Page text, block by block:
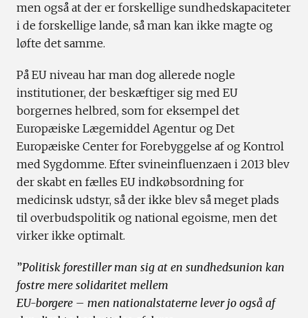
men også at der er forskellige sundhedskapaciteter
i de forskellige lande, så man kan ikke magte og
løfte det samme.
På EU niveau har man dog allerede nogle
institutioner, der beskæftiger sig med EU
borgernes helbred, som for eksempel det
Europæiske Lægemiddel Agentur og Det
Europæiske Center for Forebyggelse af og Kontrol
med Sygdomme. Efter svineinfluenzaen i 2013 blev
der skabt en fælles EU indkøbsordning for
medicinsk udstyr, så der ikke blev så meget plads
til overbudspolitik og national egoisme, men det
virker ikke optimalt.
”Politisk forestiller man sig at en sundhedsunion kan
fostre mere solidaritet mellem
EU-borgere – men nationalstaterne lever jo også af